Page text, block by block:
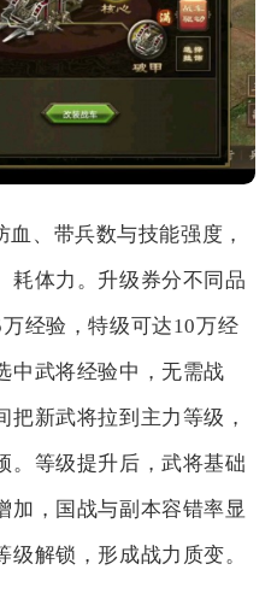
、带兵数与技能强度，
耗体力。升级券分不同品
经验，特级可达10万经
中武将经验中，无需战
新武将拉到主力等级，
。等级提升后，武将基础
加，国战与副本容错率显
解锁，形成战力质变。